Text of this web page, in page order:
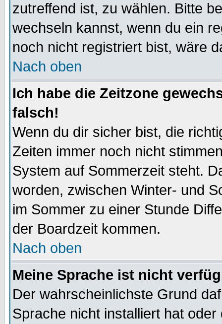
zutreffend ist, zu wählen. Bitte
wechseln kannst, wenn du ein
noch nicht registriert bist, wäre
Nach oben
Ich habe die Zeitzone
falsch!
Wenn du dir sicher bist, die
Zeiten immer noch nicht
System auf Sommerzeit steht.
worden, zwischen Winter- und
im Sommer zu einer Stunde
der Boardzeit kommen.
Nach oben
Meine Sprache ist nicht
Der wahrscheinlichste Grund
Sprache nicht installiert hat